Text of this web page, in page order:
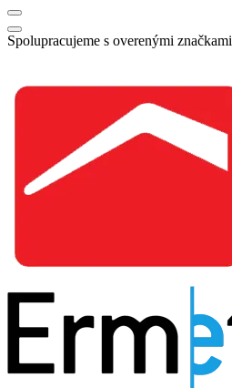
Spolupracujeme s overenými značkami